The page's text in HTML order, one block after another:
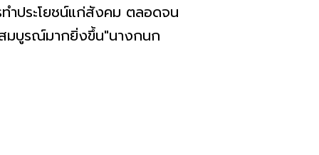
ำประโยชน์แก่สังคม ตลอดจน
มบูรณ์มากยิ่งขึ้น"นางกนก